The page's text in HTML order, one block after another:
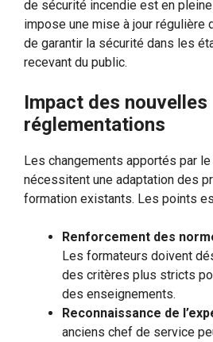
de sécurité incendie est en
impose une mise à jour régulière
de garantir la sécurité dans les
recevant du public.
Impact des nouvelles
réglementations
Les changements apportés par
nécessitent une adaptation des
formation existants. Les points
Renforcement des
Les formateurs doivent
des critères plus stricts
des enseignements.
Reconnaissance de
anciens chef de service